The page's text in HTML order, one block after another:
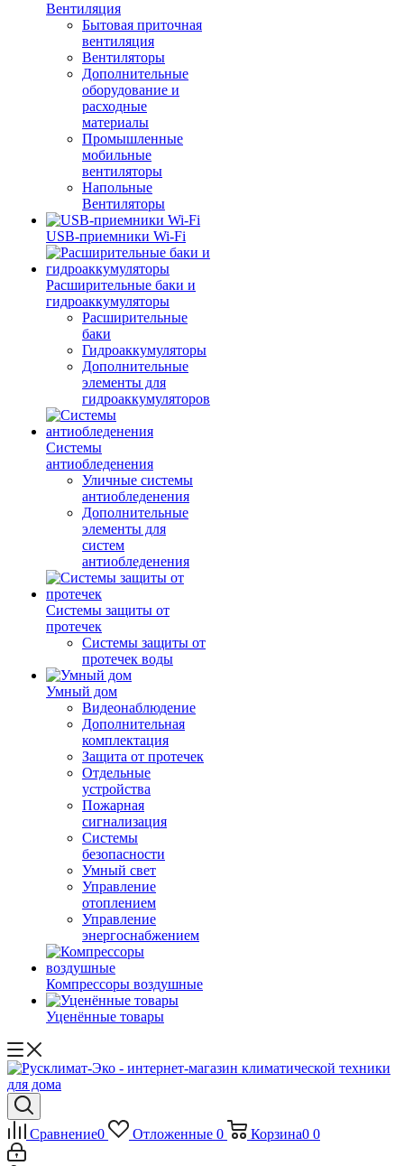
Вентиляция
Бытовая приточная
вентиляция
Вентиляторы
Дополнительные
оборудование и
расходные
материалы
Промышленные
мобильные
вентиляторы
Напольные
Вентиляторы
USB-приемники Wi-Fi
Расширительные баки и
гидроаккумуляторы
Расширительные
баки
Гидроаккумуляторы
Дополнительные
элементы для
гидроаккумуляторов
Системы
антиобледенения
Уличные системы
антиобледенения
Дополнительные
элементы для
систем
антиобледенения
Системы защиты от
протечек
Системы защиты от
протечек воды
Умный дом
Видеонаблюдение
Дополнительная
комплектация
Защита от протечек
Отдельные
устройства
Пожарная
сигнализация
Системы
безопасности
Умный свет
Управление
отоплением
Управление
энергоснабжением
Компрессоры воздушные
Уценённые товары
Сравнение0 Отложенные 0 Корзина0 0